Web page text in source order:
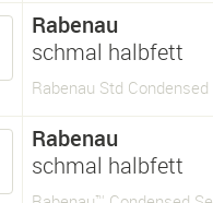
Rabenau
schmal halbfett
Rabenau Std Condensed
Rabenau
schmal halbfett